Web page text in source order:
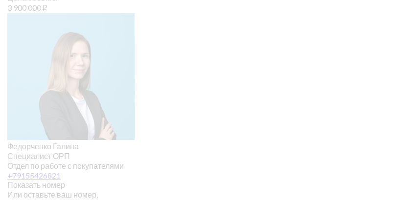
3 900 000₽
Федорченко Галина
Специалист ОРП
Отдел по работе с покупателями
+79155426821
Показать номер
Или оставьте ваш номер,